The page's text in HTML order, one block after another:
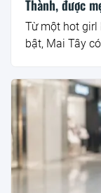
Thành, được
Từ một hot girl
bật, Mai Tây